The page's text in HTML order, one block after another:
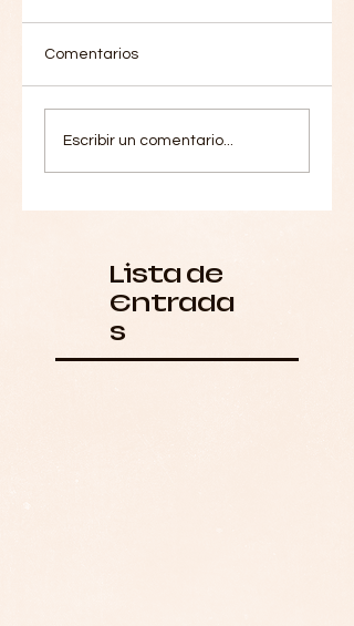
Comentarios
Escribir un comentario...
Lista de
Entrada
s